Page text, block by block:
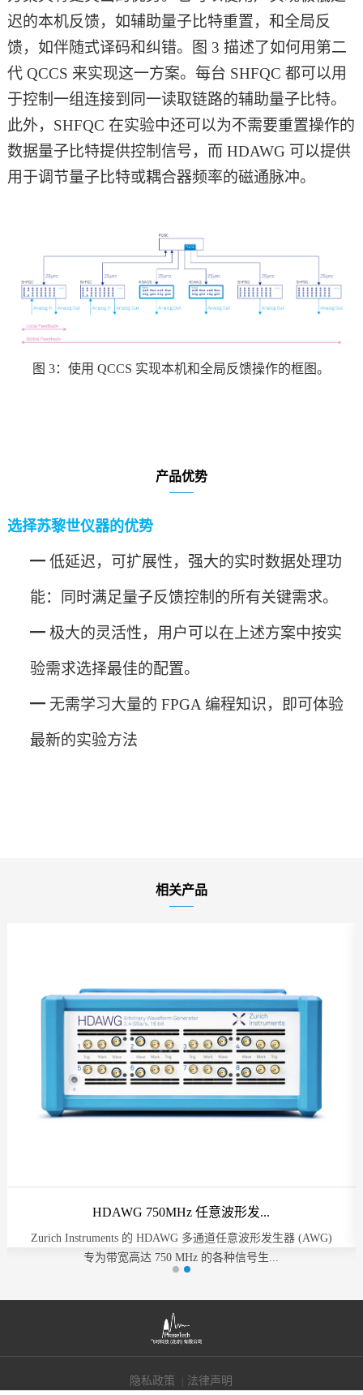
迟的本机反馈，如辅助量子比特重置，和全局反
馈，如伴随式译码和纠错。图 3 描述了如何用第二
代 QCCS 来实现这一方案。每台 SHFQC 都可以用
于控制一组连接到同一读取链路的辅助量子比特。
此外，SHFQC 在实验中还可以为不需要重置操作的
数据量子比特提供控制信号，而 HDAWG 可以提供
用于调节量子比特或耦合器频率的磁通脉冲。
图 3：使用 QCCS 实现本机和全局反馈操作的框图。
产品优势
选择苏黎世仪器的优势
━ 低延迟，可扩展性，强大的实时数据处理功
能：同时满足量子反馈控制的所有关键需求。
━ 极大的灵活性，用户可以在上述方案中按实
验需求选择最佳的配置。
━ 无需学习大量的 FPGA 编程知识，即可体验
最新的实验方法
相关产品
HDAWG 750MHz 任意波形发...
Zurich Instruments 的 HDAWG 多通道任意波形发生器 (AWG)
专为带宽高达 750 MHz 的各种信号生...
隐私政策 法律声明